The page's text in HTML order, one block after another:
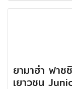
ยามาฮ่า ฟาซ
เยาวชน